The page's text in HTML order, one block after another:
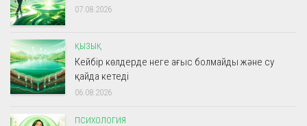
07.08.2026
ҚЫЗЫҚ
Кейбір көлдерде неге ағыс болмайды және су
қайда кетеді
06.08.2026
ПСИХОЛОГИЯ